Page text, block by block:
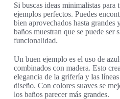
Si buscas ideas minimalistas para
ejemplos perfectos. Puedes
bien aprovechados hasta grandes
baños muestran que se puede ser
funcionalidad.
Un buen ejemplo es el uso de
combinados con madera. Esto
elegancia de la grifería y las
diseño. Con colores suaves se
los baños parecer más grandes.